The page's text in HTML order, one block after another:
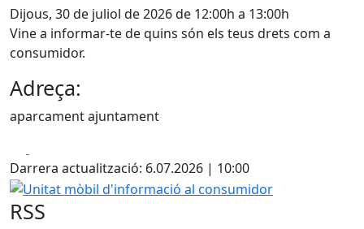
Dijous, 30 de juliol de 2026 de 12:00h a 13:00h
Vine a informar-te de quins són els teus drets com a
consumidor.
Adreça:
aparcament ajuntament
Darrera actualització: 6.07.2026 | 10:00
Unitat mòbil d'informació al consumidor
RSS